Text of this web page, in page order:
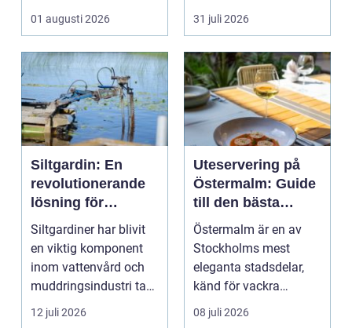
ombonad utan att
känna...
01 augusti 2026
problem snabb...
31 juli 2026
Siltgardin: En
revolutionerande
lösning för
vattenmiljöer
Siltgardiner har blivit
en viktig komponent
inom vattenvård och
muddringsindustri tack
vare si...
12 juli 2026
Uteservering på
Östermalm: Guide
till den bästa
restaurangen på
Östermalm
Östermalm är en av
Stockholms mest
eleganta stadsdelar,
känd för vackra
kvarter,...
08 juli 2026